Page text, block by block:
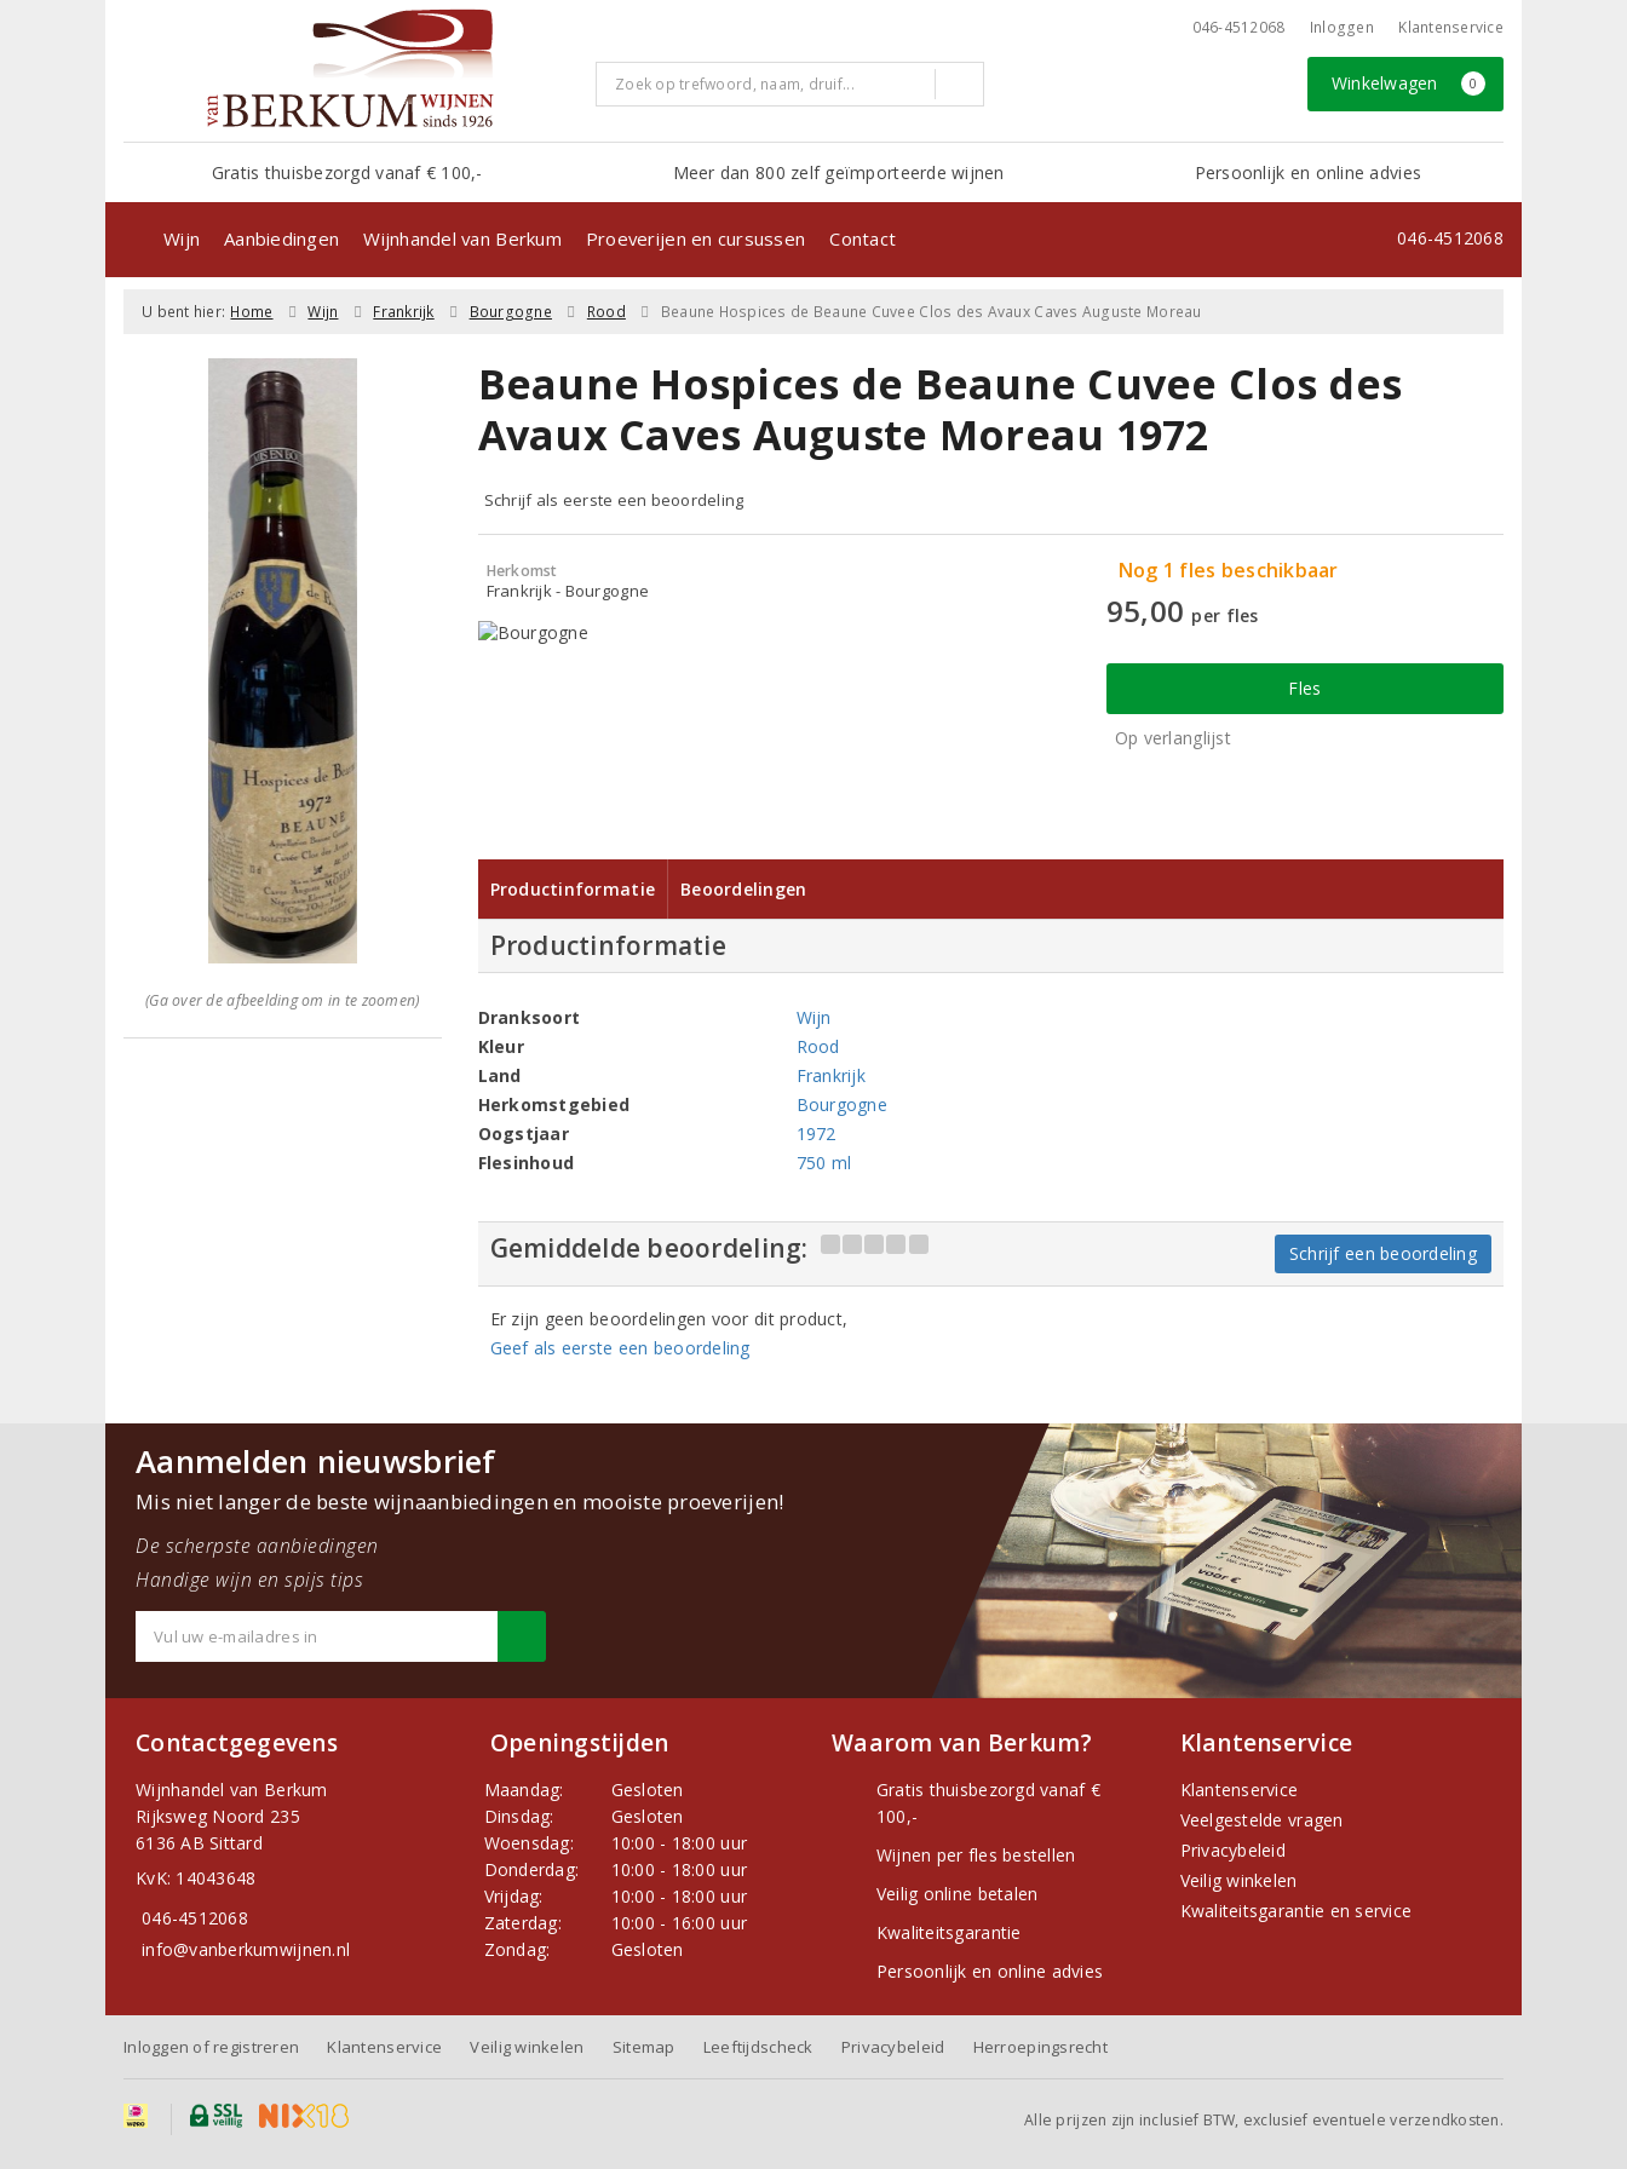
046-4512068 Inloggen Klantenservice
Winkelwagen 0
Gratis thuisbezorgd vanaf € 100,- Meer dan 800 zelf geïmporteerde wijnen Persoonlijk en online advies
Wijn Aanbiedingen Wijnhandel van Berkum Proeverijen en cursussen Contact 046-4512068
U bent hier: Home Wijn Frankrijk Bourgogne Rood Beaune Hospices de Beaune Cuvee Clos des Avaux Caves Auguste Moreau
(Ga over de afbeelding om in te zoomen)
Beaune Hospices de Beaune Cuvee Clos des
Avaux Caves Auguste Moreau 1972
Schrijf als eerste een beoordeling
Herkomst
Frankrijk - Bourgogne
Nog 1 fles beschikbaar
95,00 per fles
Fles
Op verlanglijst
Productinformatie Beoordelingen
Productinformatie
Dranksoort
Wijn
Kleur
Rood
Land
Frankrijk
Herkomstgebied
Bourgogne
Oogstjaar
1972
Flesinhoud
750 ml
Gemiddelde beoordeling: Schrijf een beoordeling
Er zijn geen beoordelingen voor dit product,
Geef als eerste een beoordeling
Aanmelden nieuwsbrief
Mis niet langer de beste wijnaanbiedingen en mooiste proeverijen!
De scherpste aanbiedingen
Handige wijn en spijs tips
Contactgegevens
Wijnhandel van Berkum
Rijksweg Noord 235
6136 AB Sittard
KvK: 14043648
046-4512068
info@vanberkumwijnen.nl
Openingstijden
Maandag:
Gesloten
Dinsdag:
Gesloten
Woensdag:
10:00 - 18:00 uur
Donderdag:
10:00 - 18:00 uur
Vrijdag:
10:00 - 18:00 uur
Zaterdag:
10:00 - 16:00 uur
Zondag:
Gesloten
Waarom van Berkum?
Gratis thuisbezorgd vanaf €
100,-
Wijnen per fles bestellen
Veilig online betalen
Kwaliteitsgarantie
Persoonlijk en online advies
Klantenservice
Klantenservice
Veelgestelde vragen
Privacybeleid
Veilig winkelen
Kwaliteitsgarantie en service
Inloggen of registreren Klantenservice Veilig winkelen Sitemap Leeftijdscheck Privacybeleid Herroepingsrecht
Alle prijzen zijn inclusief BTW, exclusief eventuele verzendkosten.